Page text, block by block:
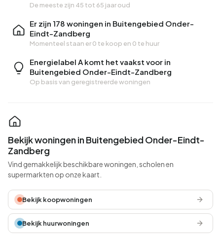
De meeste zijn 45 tot 65 jaar oud
Er zijn 178 woningen in Buitengebied Onder-
Eindt-Zandberg
Momenteel staan er0 te koop en 0 te huur
Energielabel A komt het vaakst voor in
Buitengebied Onder-Eindt-Zandberg
Op basis van geregistreerde woningen
Bekijk woningen in Buitengebied Onder-Eindt-
Zandberg
Vind gemakkelijk beschikbare woningen, scholen en
supermarkten op onze kaart.
Bekijk koopwoningen
Bekijk huurwoningen